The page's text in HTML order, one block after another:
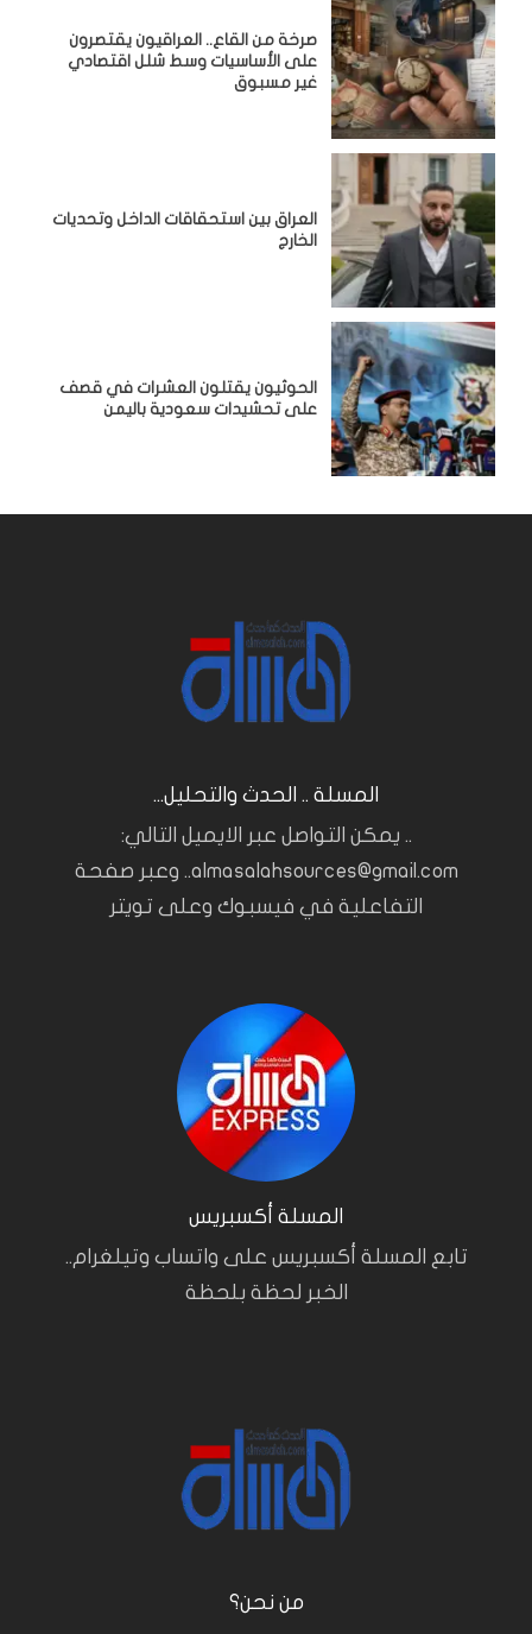
صرخة من القاع.. العراقيون يقتصرون
على الأساسيات وسط شلل اقتصادي
غير مسبوق
‏العراق بين استحقاقات الداخل وتحديات
الخارج
الحوثيون يقتلون العشرات في قصف
على تحشيدات سعودية باليمن
المسلة .. الحدث والتحليل...
.. يمكن التواصل عبر الايميل التالي:
almasalahsources@gmail.com.. وعبر صفحة
التفاعلية في فيسبوك وعلى تويتر
المسلة أكسبريس
تابع المسلة أكسبريس على واتساب وتيلغرام..
الخبر لحظة بلحظة
من نحن؟